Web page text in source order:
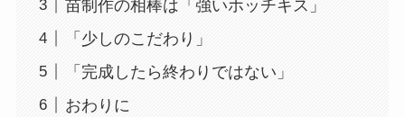
苗制作の相棒は「強いホッチキス」
「少しのこだわり」
「完成したら終わりではない」
おわりに